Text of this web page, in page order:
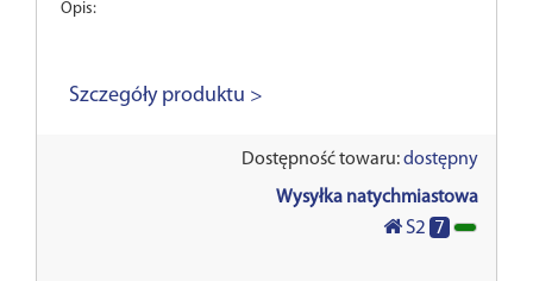
Opis:
Szczegóły produktu >
Dostępność towaru:dostępny
Wysyłka natychmiastowa
S2 7